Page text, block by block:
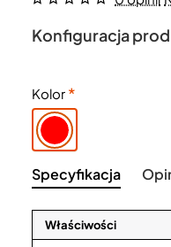
Konfiguracja
Kolor
Specyfikacja
Właściwości